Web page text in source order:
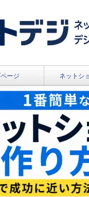
ージ ネットシ